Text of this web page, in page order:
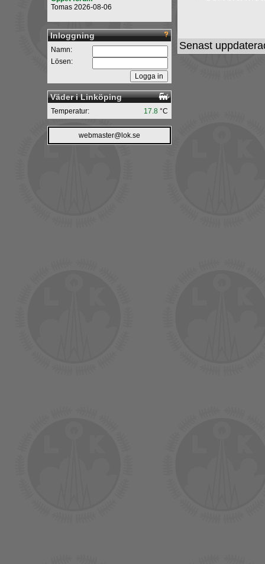
Tomas 2026-08-06
Inloggning
Namn:
Lösen:
Väder i Linköping
17.8 °C
Temperatur:
webmaster@lok.se
Senast